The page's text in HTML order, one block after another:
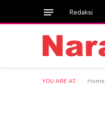
Redaksi
YOU ARE AT: Home